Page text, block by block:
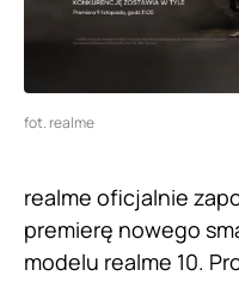
fot. realme
realme oficjalnie
premierę nowego
modelu realme 10.